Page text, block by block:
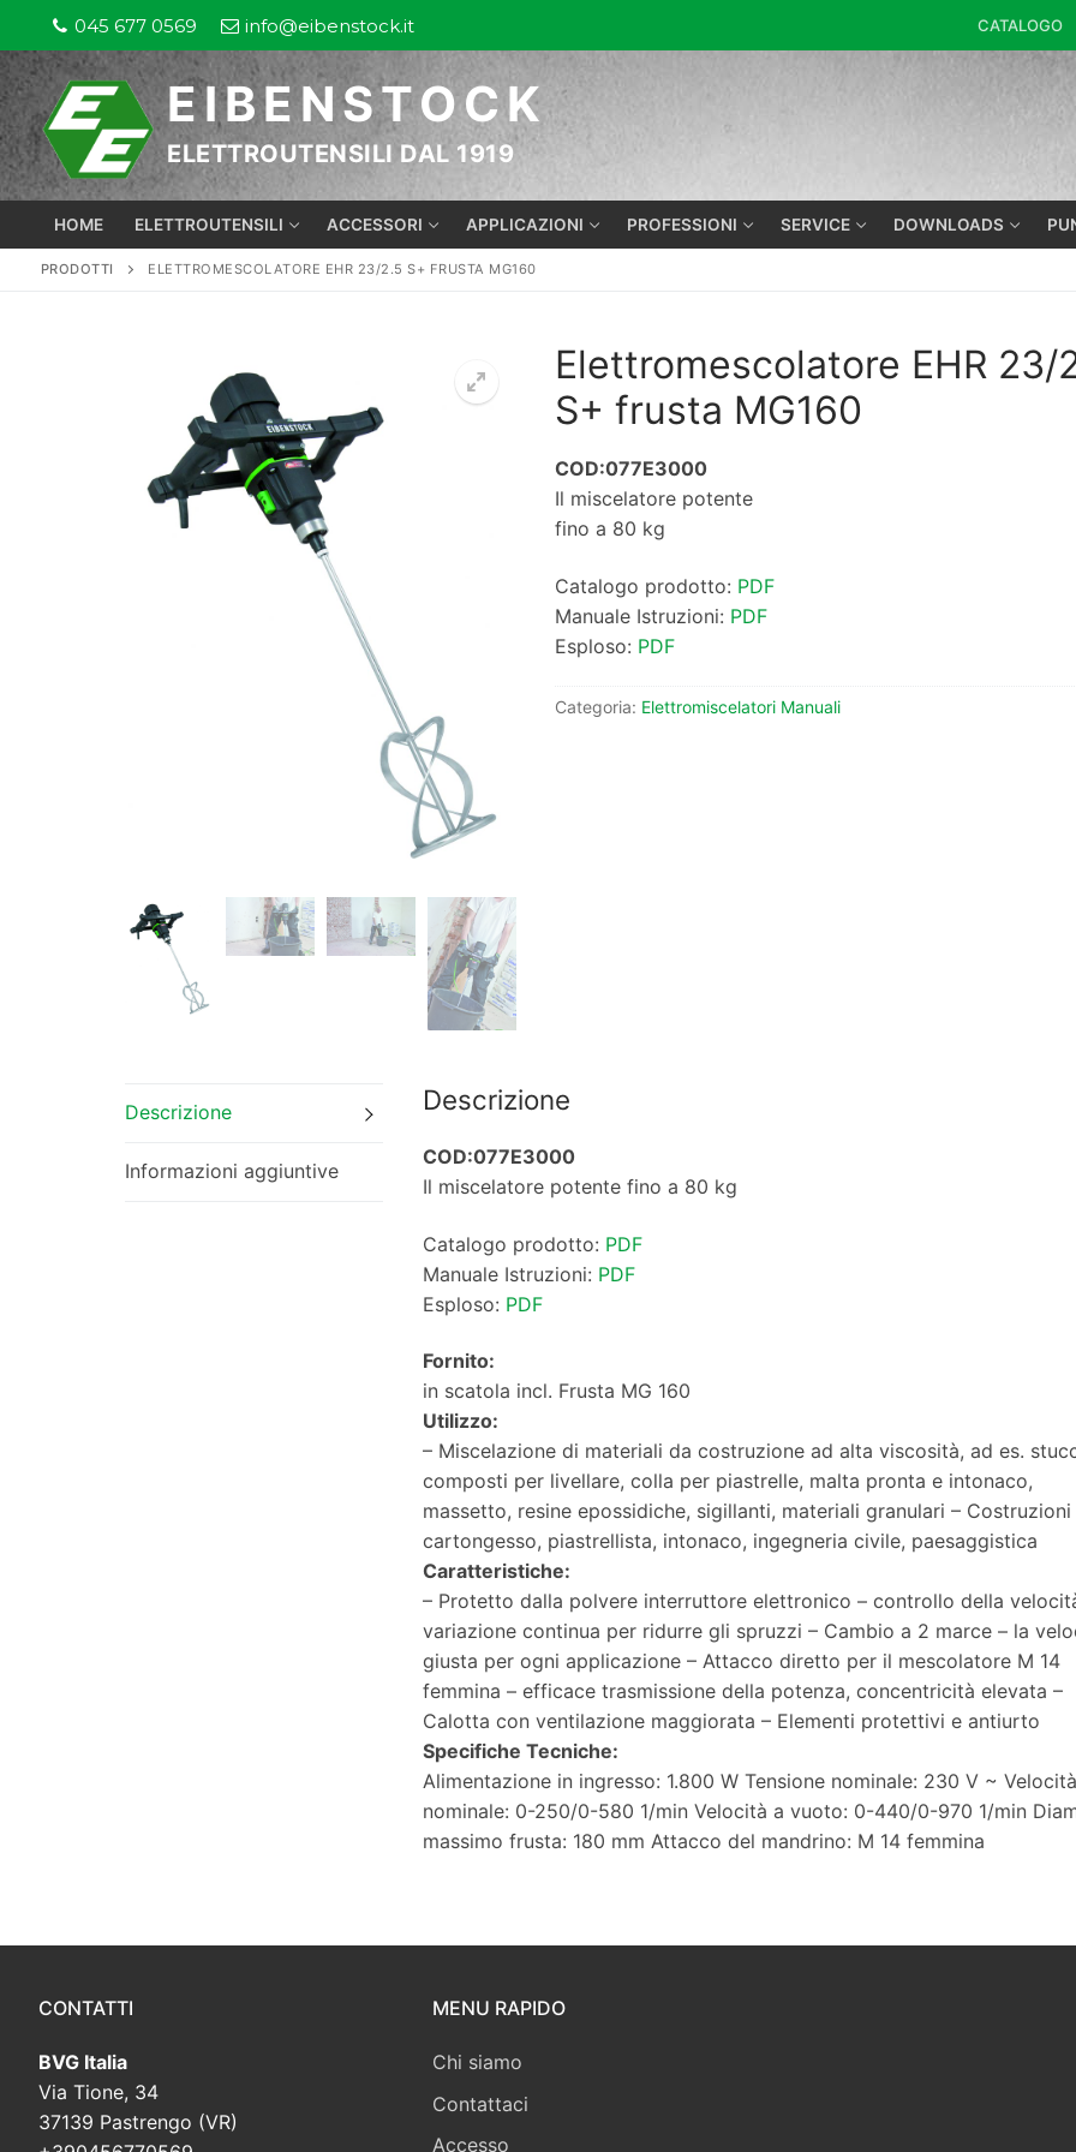
contenuto
045 677 0569 info@eibenstock.it CATALOGO
EIBENSTOCK
ELETTROUTENSILI DAL 1919
HOME ELETTROUTENSILI ACCESSORI APPLICAZIONI PROFESSIONI SERVICE DOWNLOADS
PRODOTTI ELETTROMESCOLATORE EHR 23/2.5 S+ FRUSTA MG160
Elettromescolatore EHR 23/
S+ frusta MG160
COD:077E3000
Il miscelatore potente
fino a 80 kg
Catalogo prodotto: PDF
Manuale Istruzioni: PDF
Esploso: PDF
Categoria: Elettromiscelatori Manuali
Descrizione
Informazioni aggiuntive
Descrizione
COD:077E3000
Il miscelatore potente fino a 80 kg
Catalogo prodotto: PDF
Manuale Istruzioni: PDF
Esploso: PDF
Fornito:
in scatola incl. Frusta MG 160
Utilizzo:
– Miscelazione di materiali da costruzione ad alta viscosità, ad es.
composti per livellare, colla per piastrelle, malta pronta e intonaco,
massetto, resine epossidiche, sigillanti, materiali granulari – Costruzioni
cartongesso, piastrellista, intonaco, ingegneria civile, paesaggistica
Caratteristiche:
– Protetto dalla polvere interruttore elettronico – controllo della
variazione continua per ridurre gli spruzzi – Cambio a 2 marce – la
giusta per ogni applicazione – Attacco diretto per il mescolatore M 14
femmina – efficace trasmissione della potenza, concentricità elevata –
Calotta con ventilazione maggiorata – Elementi protettivi e antiurto
Specifiche Tecniche:
Alimentazione in ingresso: 1.800 W Tensione nominale: 230 V ~ Velocità
nominale: 0-250/0-580 1/min Velocità a vuoto: 0-440/0-970 1/min
massimo frusta: 180 mm Attacco del mandrino: M 14 femmina
CONTATTI
BVG Italia
Via Tione, 34
37139 Pastrengo (VR)
MENU RAPIDO
Chi siamo
Contattaci
Accesso